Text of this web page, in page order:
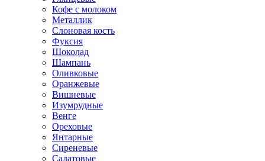
Кофе с молоком
Металлик
Слоновая кость
Фуксия
Шоколад
Шампань
Оливковые
Оранжевые
Вишневые
Изумрудные
Венге
Ореховые
Янтарные
Сиреневые
Салатовые